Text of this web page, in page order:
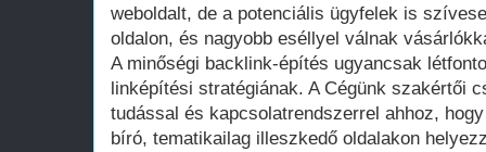
weboldalt, de a potenciális ügyfelek is
oldalon, és nagyobb eséllyel válnak
A minőségi backlink-építés ugyancsak
linképítési stratégiának. A Cégünk szakértői
tudással és kapcsolatrendszerrel ahhoz,
bíró, tematikailag illeszkedő oldalakon